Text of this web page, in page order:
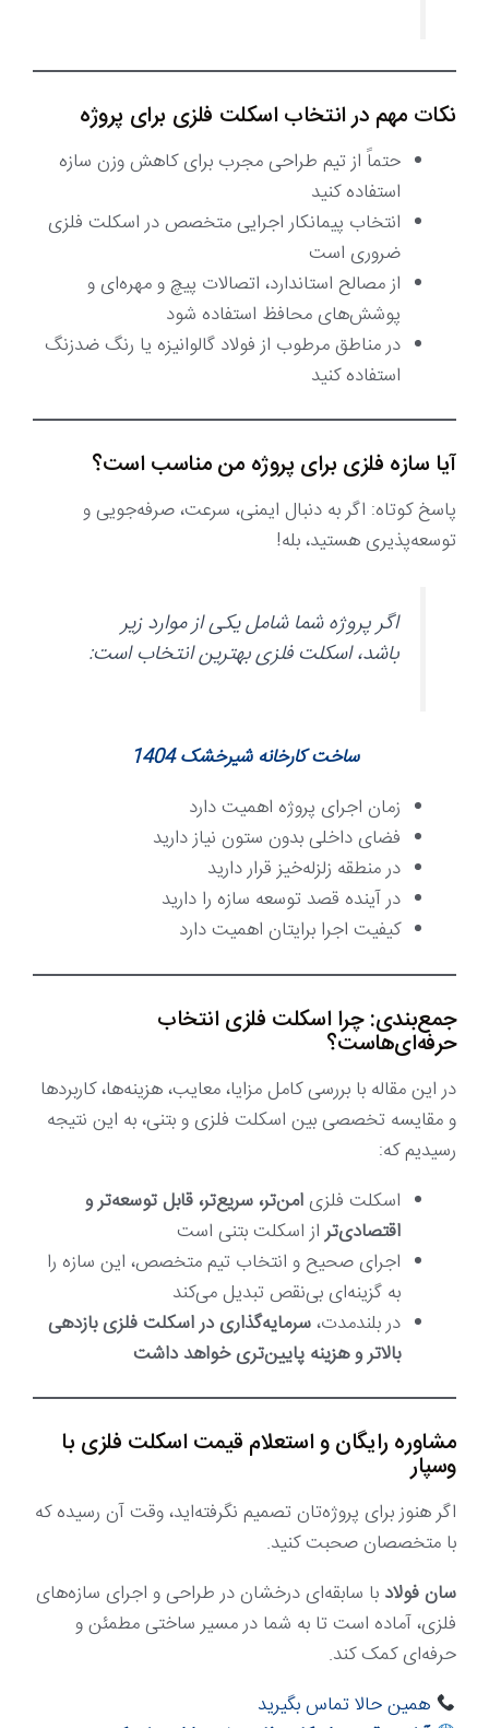
نکات مهم در انتخاب اسکلت فلزی برای پروژه
حتماً از تیم طراحی مجرب برای کاهش وزن سازه
استفاده کنید
انتخاب پیمانکار اجرایی متخصص در اسکلت فلزی
ضروری است
از مصالح استاندارد، اتصالات پیچ و مهره‌ای و
پوشش‌های محافظ استفاده شود
در مناطق مرطوب از فولاد گالوانیزه یا رنگ ضدزنگ
استفاده کنید
آیا سازه فلزی برای پروژه من مناسب است؟
پاسخ کوتاه: اگر به دنبال ایمنی، سرعت، صرفه‌جویی و
توسعه‌پذیری هستید، بله!
اگر پروژه شما شامل یکی از موارد زیر
باشد، اسکلت فلزی بهترین انتخاب است:
ساخت کارخانه شیرخشک 1404
زمان اجرای پروژه اهمیت دارد
فضای داخلی بدون ستون نیاز دارید
در منطقه زلزله‌خیز قرار دارید
در آینده قصد توسعه سازه را دارید
کیفیت اجرا برایتان اهمیت دارد
جمع‌بندی: چرا اسکلت فلزی انتخاب
حرفه‌ای‌هاست؟
در این مقاله با بررسی کامل مزایا، معایب، هزینه‌ها، کاربردها
و مقایسه تخصصی بین اسکلت فلزی و بتنی، به این نتیجه
رسیدیم که:
اسکلت فلزیامن‌تر، سریع‌تر، قابل توسعه‌تر و
اقتصادی‌تراز اسکلت بتنی است
اجرای صحیح و انتخاب تیم متخصص، این سازه را
به گزینه‌ای بی‌نقص تبدیل می‌کند
در بلندمدت، سرمایه‌گذاری در اسکلت فلزی بازدهی
بالاتر و هزینه پایین‌تری خواهد داشت
مشاوره رایگان و استعلام قیمت اسکلت فلزی با
وسپار
اگر هنوز برای پروژه‌تان تصمیم نگرفته‌اید، وقت آن رسیده که
با متخصصان صحبت کنید.
سان فولاد با سابقه‌ای درخشان در طراحی و اجرای سازه‌های
فلزی، آماده است تا به شما در مسیر ساختی مطمئن و
حرفه‌ای کمک کند.
همین حالا تماس بگیرید